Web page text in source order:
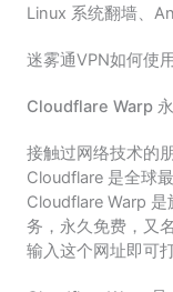
Linux 系统翻墙、
迷雾通VPN如何使
Cloudflare Warp
接触过网络技术的
Cloudflare 是全球
Cloudflare Warp
务，永久免费，又名
输入这个网址即可